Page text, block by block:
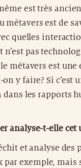
est très
métavers est de
quelles
pas
métavers est
y faire? Si c’est
dans les rapports
analyse-t-elle cet
et analyse des
par exemple, mais